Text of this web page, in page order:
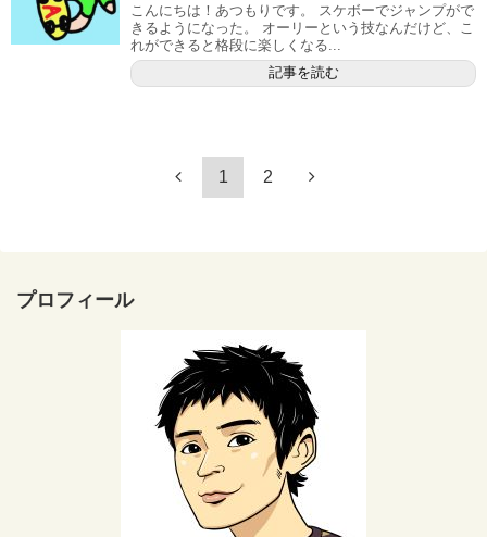
こんにちは！あつもりです。 スケボーでジャンプがで
きるようになった。 オーリーという技なんだけど、こ
れができると格段に楽しくなる...
記事を読む
1 2
プロフィール